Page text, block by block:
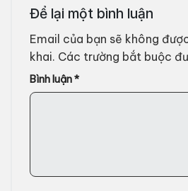
Để lại một bình luận
Email của bạn sẽ không
khai. Các trường bắt buộc
Bình luận*